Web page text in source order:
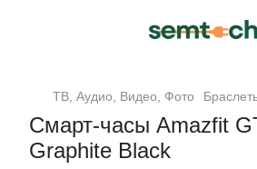
ТВ, Аудио, Видео, Фото
Смарт-часы Amazfit
Graphite Black